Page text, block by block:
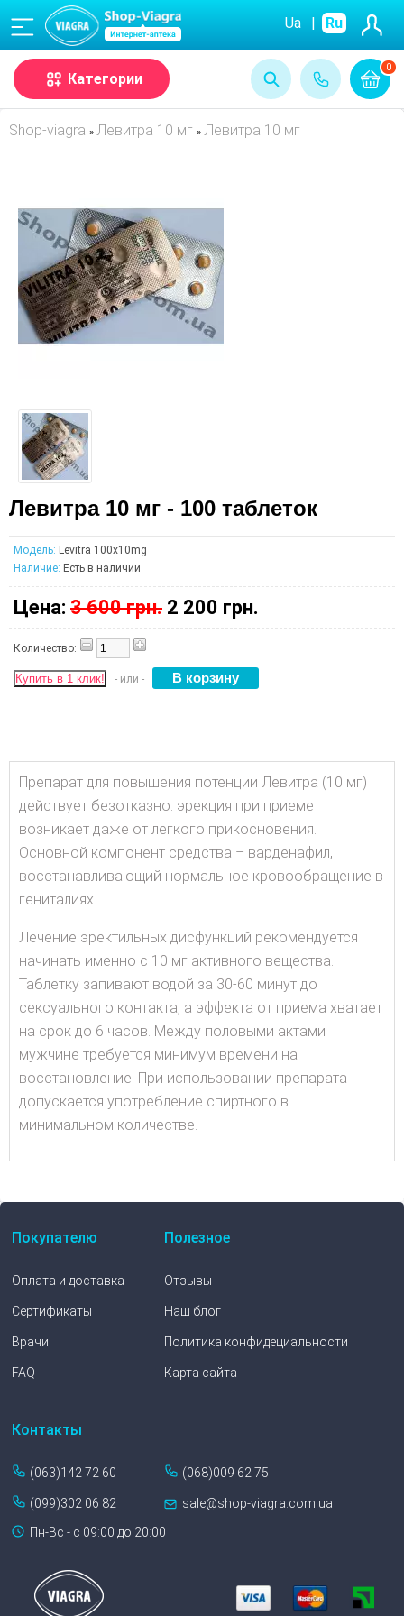
0
(068) Ua | Ru
Категории
Shop-viagra » Левитра 10 мг » Левитра 10 мг
Левитра 10 мг - 100 таблеток
Модель: Levitra 100x10mg
Наличие: Есть в наличии
Цена: 3 600 грн. 2 200 грн.
Количество:
Купить в 1 клик! - или -
Препарат для повышения потенции Левитра (10 мг)
действует безотказно: эрекция при приеме
возникает даже от легкого прикосновения.
Основной компонент средства – варденафил,
восстанавливающий нормальное кровообращение в
гениталиях.
Лечение эректильных дисфункций рекомендуется
начинать именно с 10 мг активного вещества.
Таблетку запивают водой за 30-60 минут до
сексуального контакта, а эффекта от приема хватает
на срок до 6 часов. Между половыми актами
мужчине требуется минимум времени на
восстановление. При использовании препарата
допускается употребление спиртного в
минимальном количестве.
Покупателю
Оплата и доставка
Сертификаты
Врачи
FAQ
Полезное
Отзывы
Наш блог
Политика конфидециальности
Карта сайта
Контакты
(063)142 72 60 (068)009 62 75
(099)302 06 82
sale@shop-viagra.com.ua
Пн-Вс - с 09:00 до 20:00